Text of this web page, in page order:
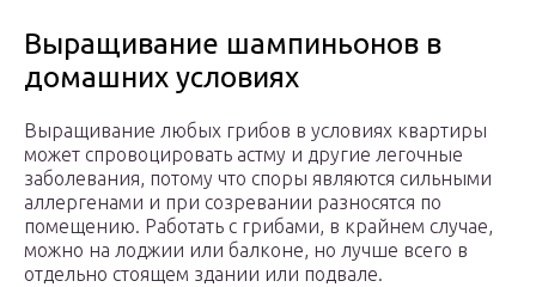
Выращивание шампиньонов в
домашних условиях
Выращивание любых грибов в условиях квартиры
может спровоцировать астму и другие легочные
заболевания, потому что споры являются сильными
аллергенами и при созревании разносятся по
помещению. Работать с грибами, в крайнем случае,
можно на лоджии или балконе, но лучше всего в
отдельно стоящем здании или подвале.